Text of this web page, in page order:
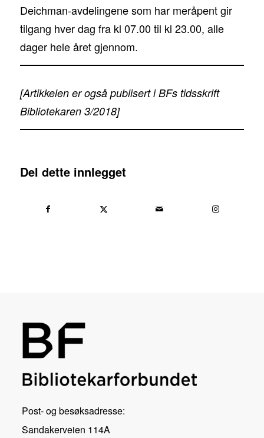
Deichman-avdelingene som har meråpent gir
tilgang hver dag fra kl 07.00 til kl 23.00, alle
dager hele året gjennom.
[Artikkelen er også publisert i BFs tidsskrift
Bibliotekaren 3/2018]
Del dette innlegget
Post- og besøksadresse:
Sandakerveien 114A